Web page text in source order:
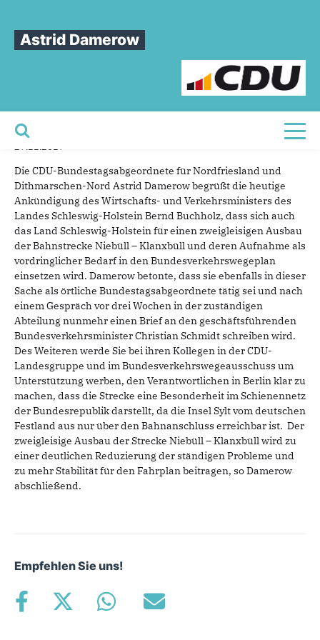
Astrid Damerow
Sie sind hier
vordringlichen Bedarf
MdB:Zweigleisiger
vordringlichen
27.11.2017
Die CDU-Bundestagsabgeordnete für Nordfriesland und
Dithmarschen-Nord Astrid Damerow begrüßt die heutige
Ankündigung des Wirtschafts- und Verkehrsministers des
Landes Schleswig-Holstein Bernd Buchholz, dass sich auch
das Land Schleswig-Holstein für einen zweigleisigen Ausbau
der Bahnstrecke Niebüll – Klanxbüll und deren Aufnahme als
vordringlicher Bedarf in den Bundesverkehrswegeplan
einsetzen wird. Damerow betonte, dass sie ebenfalls in dieser
Sache als örtliche Bundestagsabgeordnete tätig sei und nach
einem Gespräch vor drei Wochen in der zuständigen
Abteilung nunmehr einen Brief an den geschäftsführenden
Bundesverkehrsminister Christian Schmidt schreiben wird.
Des Weiteren werde Sie bei ihren Kollegen in der CDU-
Landesgruppe und im Bundesverkehrswegeausschuss um
Unterstützung werben, den Verantwortlichen in Berlin klar zu
machen, dass die Strecke eine Besonderheit im Schienennetz
der Bundesrepublik darstellt, da die Insel Sylt vom deutschen
Festland aus nur über den Bahnanschluss erreichbar ist. Der
zweigleisige Ausbau der Strecke Niebüll – Klanxbüll wird zu
einer deutlichen Reduzierung der ständigen Probleme und
zu mehr Stabilität für den Fahrplan beitragen, so Damerow
abschließend.
Empfehlen Sie uns!